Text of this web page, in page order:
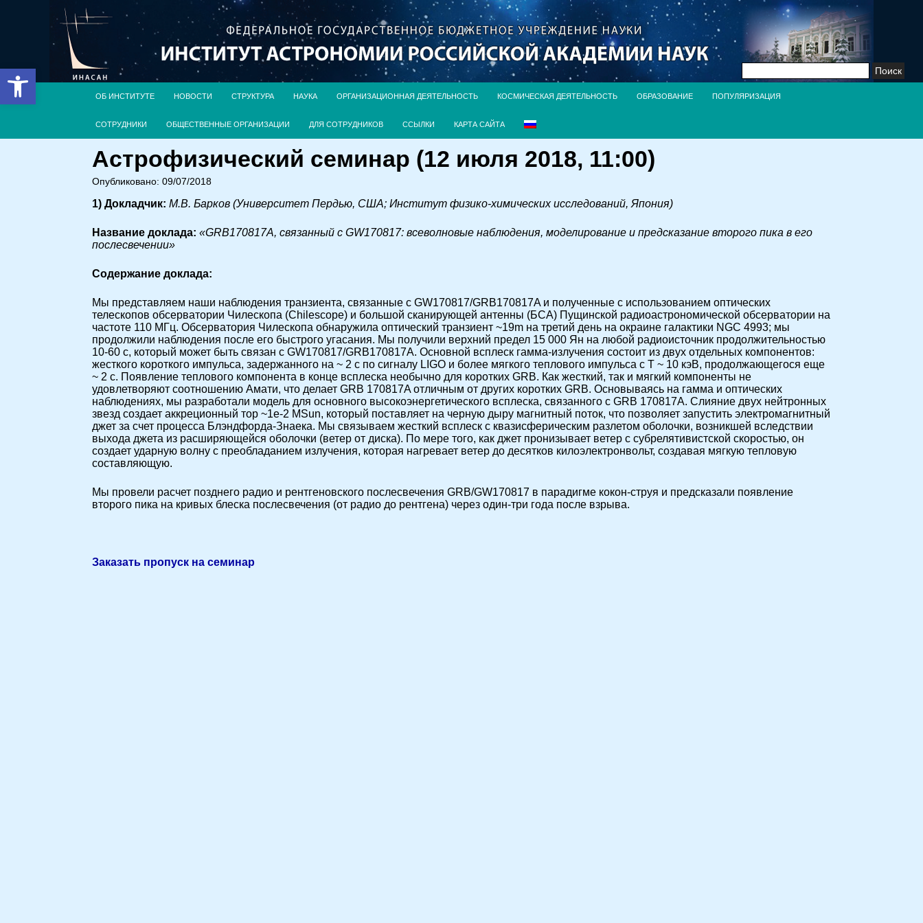
Открыть панель инструментов Найти:
ОБ ИНСТИТУТЕ НОВОСТИ СТРУКТУРА НАУКА ОРГАНИЗАЦИОННАЯ ДЕЯТЕЛЬНОСТЬ КОСМИЧЕСКАЯ ДЕЯТЕЛЬНОСТЬ ОБРАЗОВАНИЕ ПОПУЛЯРИЗАЦИЯ
СОТРУДНИКИ ОБЩЕСТВЕННЫЕ ОРГАНИЗАЦИИ ДЛЯ СОТРУДНИКОВ ССЫЛКИ КАРТА САЙТА
Астрофизический семинар (12 июля 2018, 11:00)
Опубликовано: 09/07/2018
1) Докладчик: М.В. Барков (Университет Пердью, США; Институт физико-химических исследований, Япония)
Название доклада: «GRB170817A, cвязанный с GW170817: всеволновые наблюдения, моделирование и предсказание второго пика в его
послесвечении»
Cодержание доклада:
Мы представляем наши наблюдения транзиента, связанные с GW170817/GRB170817A и полученные с использованием оптических
телескопов обсерватории Чилескопа (Chilescope) и большой сканирующей антенны (БСА) Пущинской радиоастрономической обсерватории на
частоте 110 МГц. Обсерватория Чилескопа обнаружила оптический транзиент ~19m на третий день на окраине галактики NGC 4993; мы
продолжили наблюдения после его быстрого угасания. Мы получили верхний предел 15 000 Ян на любой радиоисточник продолжительностью
10-60 с, который может быть связан с GW170817/GRB170817A. Основной всплеск гамма-излучения состоит из двух отдельных компонентов:
жесткого короткого импульса, задержанного на ~ 2 с по сигналу LIGO и более мягкого теплового импульса с T ~ 10 кэВ, продолжающегося еще
~ 2 с. Появление теплового компонента в конце всплеска необычно для коротких GRB. Как жесткий, так и мягкий компоненты не
удовлетворяют соотношению Амати, что делает GRB 170817A отличным от других коротких GRB. Основываясь на гамма и оптических
наблюдениях, мы разработали модель для основного высокоэнергетического всплеска, связанного с GRB 170817A. Слияние двух нейтронных
звезд создает аккреционный тор ~1e-2 МSun, который поставляет на черную дыру магнитный поток, что позволяет запустить электромагнитный
джет за счет процесса Блэндфорда-Знаека. Мы связываем жесткий всплеск с квазисферическим разлетом оболочки, возникшей вследствии
выхода джета из расширяющейся оболочки (ветер от диска). По мере того, как джет пронизывает ветер с субрелятивистской скоростью, он
создает ударную волну с преобладанием излучения, которая нагревает ветер до десятков килоэлектронвольт, создавая мягкую тепловую
составляющую.
Мы провели расчет позднего радио и рентгеновского послесвечения GRB/GW170817 в парадигме кокон-струя и предсказали появление
второго пика на кривых блеска послесвечения (от радио до рентгена) через один-три года после взрыва.
Заказать пропуск на семинар